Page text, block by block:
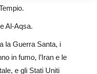
Al-Aqsa.
la Guerra Santa, i
in fumo, l’Iran e le
e gli Stati Uniti